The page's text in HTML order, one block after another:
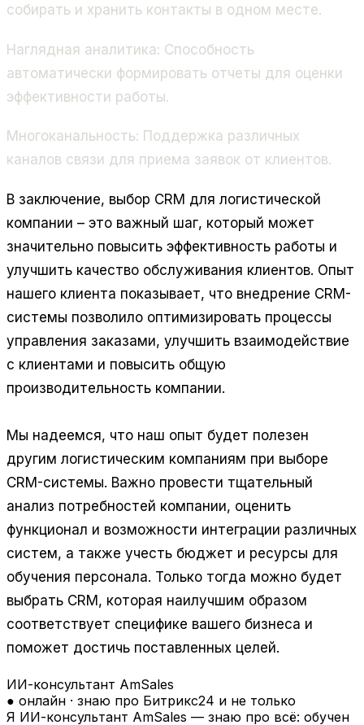
собирать и хранить контакты в одном месте.
Наглядная аналитика: Способность
автоматически формировать отчеты для оценки
эффективности работы.
Многоканальность: Поддержка различных
каналов связи для приема заявок от клиентов.
В заключение, выбор CRM для логистической
компании – это важный шаг, который может
значительно повысить эффективность работы и
улучшить качество обслуживания клиентов. Опыт
нашего клиента показывает, что внедрение CRM-
системы позволило оптимизировать процессы
управления заказами, улучшить взаимодействие
с клиентами и повысить общую
производительность компании.
Мы надеемся, что наш опыт будет полезен
другим логистическим компаниям при выборе
CRM-системы. Важно провести тщательный
анализ потребностей компании, оценить
функционал и возможности интеграции различных
систем, а также учесть бюджет и ресурсы для
обучения персонала. Только тогда можно будет
выбрать CRM, которая наилучшим образом
соответствует специфике вашего бизнеса и
поможет достичь поставленных целей.
ИИ-консультант AmSales
● онлайн · знаю про Битрикс24 и не только
Я ИИ-консультант AmSales — знаю про всё: обучен